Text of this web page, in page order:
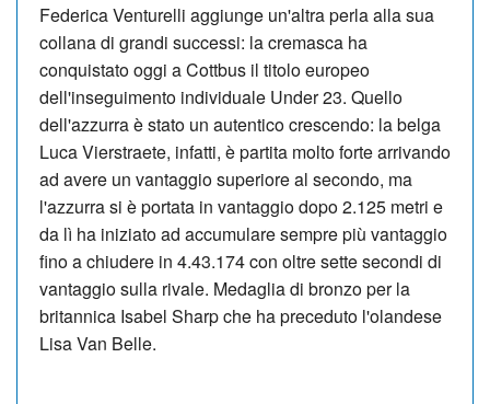
Federica Venturelli aggiunge un'altra perla alla sua
collana di grandi successi: la cremasca ha
conquistato oggi a Cottbus il titolo europeo
dell'inseguimento individuale Under 23. Quello
dell'azzurra è stato un autentico crescendo: la belga
Luca Vierstraete, infatti, è partita molto forte arrivando
ad avere un vantaggio superiore al secondo, ma
l'azzurra si è portata in vantaggio dopo 2.125 metri e
da lì ha iniziato ad accumulare sempre più vantaggio
fino a chiudere in 4.43.174 con oltre sette secondi di
vantaggio sulla rivale. Medaglia di bronzo per la
britannica Isabel Sharp che ha preceduto l'olandese
Lisa Van Belle.